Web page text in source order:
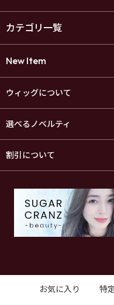
カテゴリ一覧
New Item
ウィッグについて
選べるノベルティ
割引について
お気に入り 特